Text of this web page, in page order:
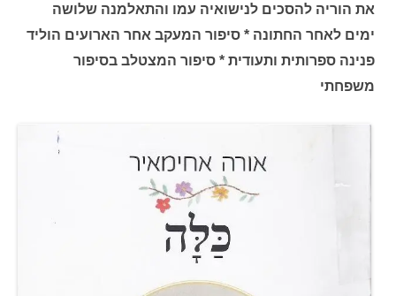
את הוריה להסכים לנישואיה עמו והתאלמנה שלושה
ימים לאחר החתונה * סיפור המעקב אחר הארועים הוליד
פנינה ספרותית ותעודית * סיפור המצטלב בסיפור
משפחתי